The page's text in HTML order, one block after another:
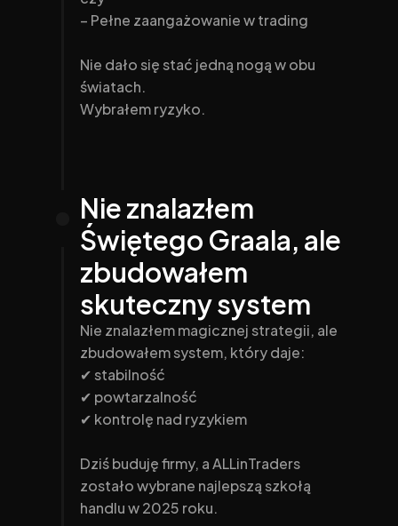
– Pełne zaangażowanie w trading
Nie dało się stać jedną nogą w obu
światach.
Wybrałem ryzyko.
Nie znalazłem
Świętego Graala, ale
zbudowałem
skuteczny system
Nie znalazłem magicznej strategii, ale
zbudowałem system, który daje:
✔ stabilność
✔ powtarzalność
✔ kontrolę nad ryzykiem
Dziś buduję firmy, a ALLinTraders
zostało wybrane najlepszą szkołą
handlu w 2025 roku.